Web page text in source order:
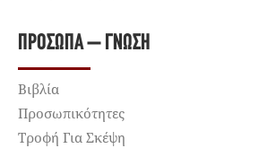
ΠΡΌΣΩΠΑ – ΓΝΏΣΗ
Βιβλία
Προσωπικότητες
Τροφή Για Σκέψη